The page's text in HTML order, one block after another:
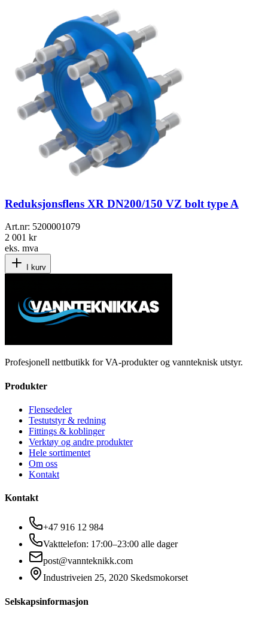
Reduksjonsflens XR DN200/150 VZ bolt type A
Art.nr: 5200001079
2 001 kr
eks. mva
I kurv
Profesjonell nettbutikk for VA-produkter og vannteknisk utstyr.
Produkter
Flensedeler
Testutstyr & redning
Fittings & koblinger
Verktøy og andre produkter
Hele sortimentet
Om oss
Kontakt
Kontakt
+47 916 12 984
Vakttelefon: 17:00–23:00 alle dager
post@vannteknikk.com
Industriveien 25, 2020 Skedsmokorset
Selskapsinformasjon